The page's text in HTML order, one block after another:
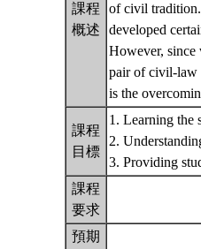
課程
概述
of civil
developed
However, since
pair of civil-law
is the
課程
目標
1. Learning the
2.
3. Providing
課程
要求
預期